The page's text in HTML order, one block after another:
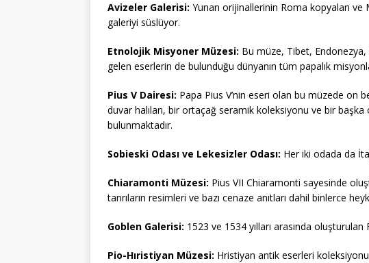
Avizeler Galerisi: Yunan orijinallerinin Roma kopyaları ve
galeriyi süslüyor.
Etnolojik Misyoner Müzesi: Bu müze, Tibet,
gelen eserlerin de bulunduğu dünyanın tüm papalık
Pius V Dairesi: Papa Pius V’nin eseri olan bu müzede on
duvar halıları, bir ortaçağ seramik koleksiyonu ve bir
bulunmaktadır.
Sobieski Odası ve Lekesizler Odası: Her iki odada da
Chiaramonti Müzesi: Pius VII Chiaramonti sayesinde
tanrıların resimleri ve bazı cenaze anıtları dahil binlerce
Goblen Galerisi: 1523 ve 1534 yılları arasında oluşturulan
Pio-Hıristiyan Müzesi: Hristiyan antik eserleri